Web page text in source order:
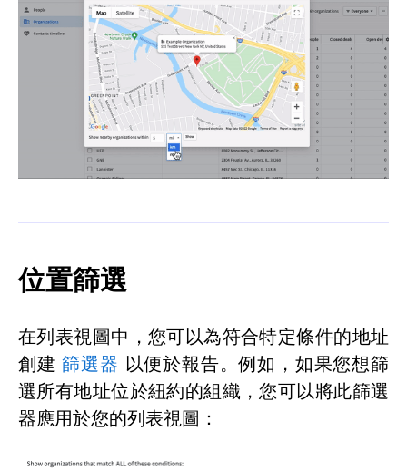
位置篩選
在列表視圖中，您可以為符合特定條件的地址
創建篩選器 以便於報告。例如，如果您想篩
選所有地址位於紐約的組織，您可以將此篩選
器應用於您的列表視圖：